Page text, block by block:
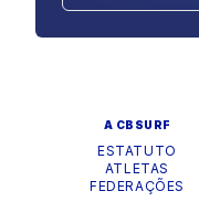
A CBSURF
ESTATUTO
ATLETAS
FEDERAÇÕES